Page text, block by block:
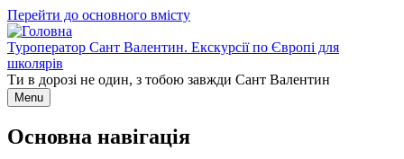
Перейти до основного вмісту
Туроператор Сант Валентин. Екскурсії по Європі для
школярів
Ти в дорозі не один, з тобою завжди Сант Валентин
Menu
Основна навігація